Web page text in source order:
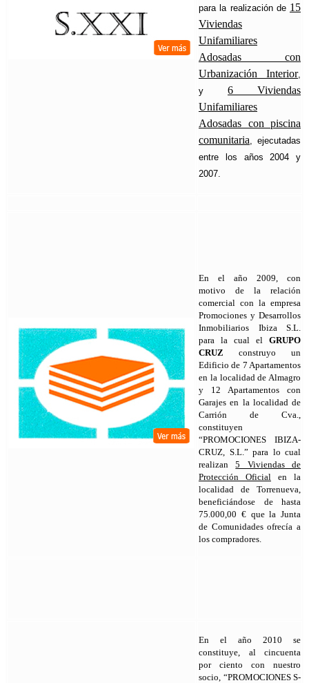
para la realización de 15
Viviendas
Unifamiliares
Adosadas con
Urbanización Interior,
y 6 Viviendas
Unifamiliares
Adosadas con piscina
comunitaria , ejecutadas
entre los años 2004 y
2007.
En el año 2009, con
motivo de la relación
comercial con la empresa
Promociones y Desarrollos
Inmobiliarios Ibiza S.L.
para la cual el GRUPO
CRUZ construyo un
Edificio de 7 Apartamentos
en la localidad de Almagro
y 12 Apartamentos con
Garajes en la localidad de
Carrión de Cva.,
constituyen
“PROMOCIONES IBIZA-
CRUZ, S.L.” para lo cual
realizan5 Viviendas de
Protección Oficial en la
localidad de Torrenueva,
beneficiándose de hasta
75.000,00 € que la Junta
de Comunidades ofrecía a
los compradores.
En el año 2010 se
constituye, al cincuenta
por ciento con nuestro
socio, “PROMOCIONES S-